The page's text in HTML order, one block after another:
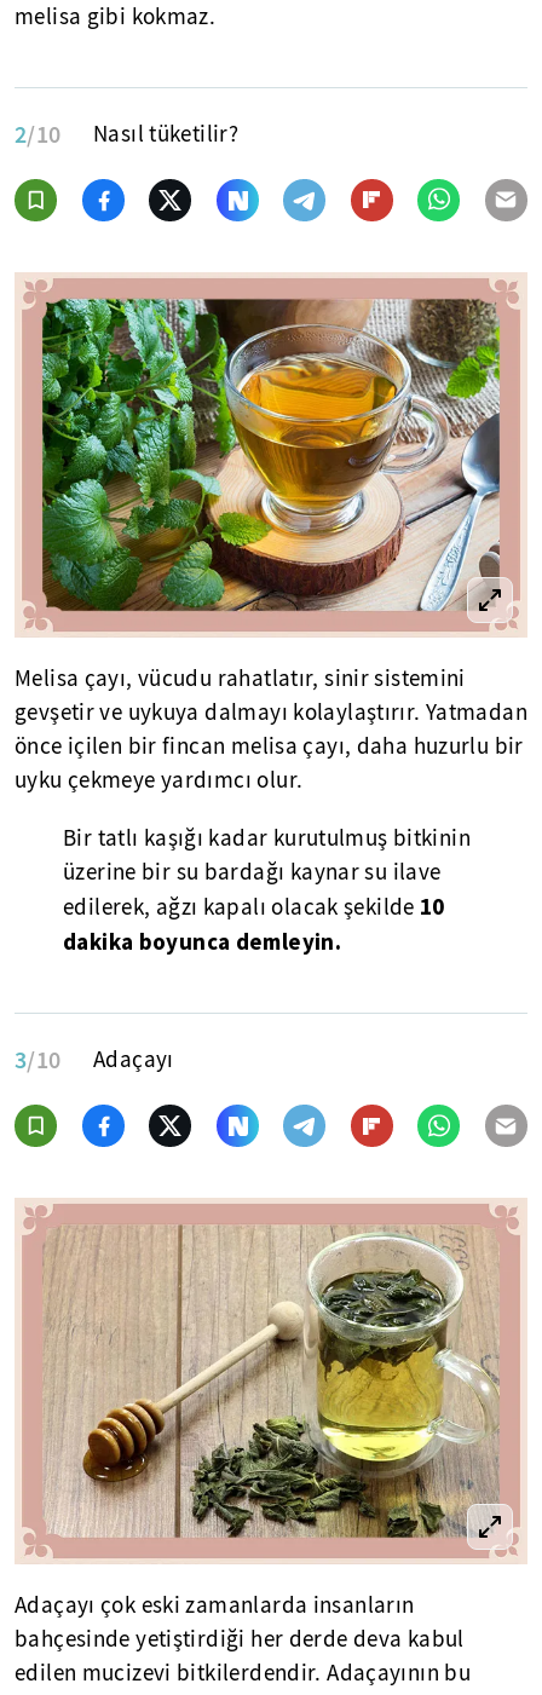
melisa gibi kokmaz.
2/10 Nasıl tüketilir?
Melisa çayı, vücudu rahatlatır, sinir sistemini
gevşetir ve uykuya dalmayı kolaylaştırır. Yatmadan
önce içilen bir fincan melisa çayı, daha huzurlu bir
uyku çekmeye yardımcı olur.
Bir tatlı kaşığı kadar kurutulmuş bitkinin
üzerine bir su bardağı kaynar su ilave
edilerek, ağzı kapalı olacak şekilde 10
dakika boyunca demleyin.
3/10 Adaçayı
Adaçayı çok eski zamanlarda insanların
bahçesinde yetiştirdiği her derde deva kabul
edilen mucizevi bitkilerdendir. Adaçayının bu